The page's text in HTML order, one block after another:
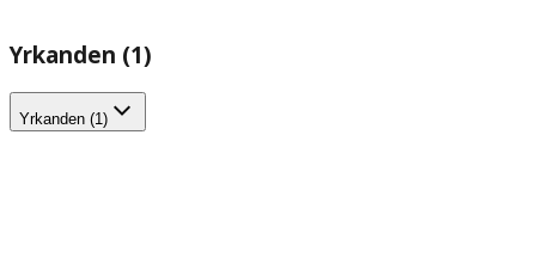
Yrkanden (1)
Yrkanden (1)